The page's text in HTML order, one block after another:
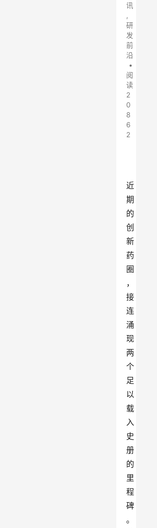
讯
,
研
发
前
沿
•
阅
读
2
0
8
6
2
近
期
的
创
新
药
圈
，
接
连
涌
现
两
个
足
以
载
入
史
册
的
里
程
碑
。